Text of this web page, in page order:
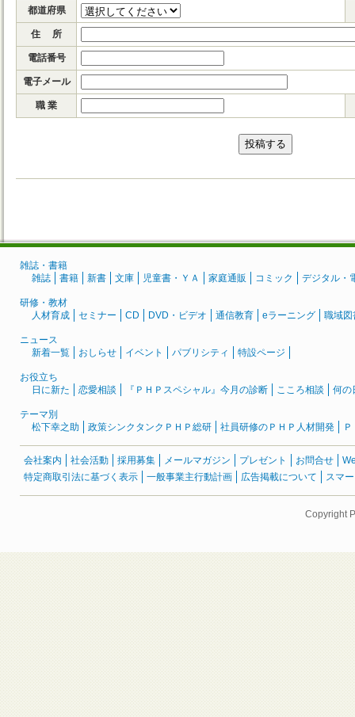
都道府県
住 所
電話番号
電子メール
職 業
投稿する
雑誌・書籍
雑誌
書籍 新書 文庫 児童書・ＹＡ 家庭通販 コミック デジタル・
研修・教材
人材育成
セミナー CD DVD・ビデオ 通信教育 eラーニング 職域図
ニュース
新着一覧
おしらせ イベント パブリシティ 特設ページ
お役立ち
日に新た
恋愛相談 『ＰＨＰスペシャル』今月の診断 こころ相談 何の
テーマ別
松下幸之助
政策シンクタンクＰＨＰ総研 社員研修のＰＨＰ人材開発
会社案内 社会活動 採用募集 メールマガジン プレゼント お問合せ
特定商取引法に基づく表示
一般事業主行動計画 広告掲載について スマ
Copyright